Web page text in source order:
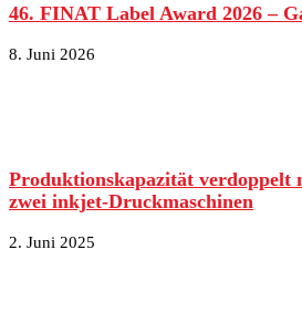
46. FINAT Label Award 2026 –
8. Juni 2026
Produktionskapazität verdoppelt
zwei inkjet-Druckmaschinen
2. Juni 2025